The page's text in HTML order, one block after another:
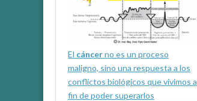
El cáncerno es un proceso
maligno, sino una respuesta a los
conflictos biológicos que vivimos a
fin de poder superarlos